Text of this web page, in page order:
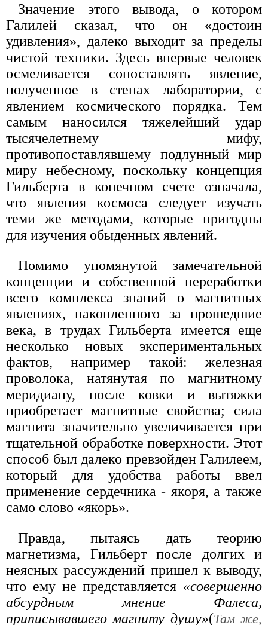
Значение этого вывода, о котором
Галилей сказал, что он «достоин
удивления», далеко выходит за пределы
чистой техники. Здесь впервые человек
осмеливается сопоставлять явление,
полученное в стенах лаборатории, с
явлением космического порядка. Тем
самым наносился тяжелейший удар
тысячелетнему мифу,
противопоставлявшему подлунный мир
миру небесному, поскольку концепция
Гильберта в конечном счете означала,
что явления космоса следует изучать
теми же методами, которые пригодны
для изучения обыденных явлений.
Помимо упомянутой замечательной
концепции и собственной переработки
всего комплекса знаний о магнитных
явлениях, накопленного за прошедшие
века, в трудах Гильберта имеется еще
несколько новых экспериментальных
фактов, например такой: железная
проволока, натянутая по магнитному
меридиану, после ковки и вытяжки
приобретает магнитные свойства; сила
магнита значительно увеличивается при
тщательной обработке поверхности. Этот
способ был далеко превзойден Галилеем,
который для удобства работы ввел
применение сердечника - якоря, а также
само слово «якорь».
Правда, пытаясь дать теорию
магнетизма, Гильберт после долгих и
неясных рассуждений пришел к выводу,
что ему не представляется «совершенно
абсурдным мнение Фалеса,
приписывавшего магниту душу»(Там же,